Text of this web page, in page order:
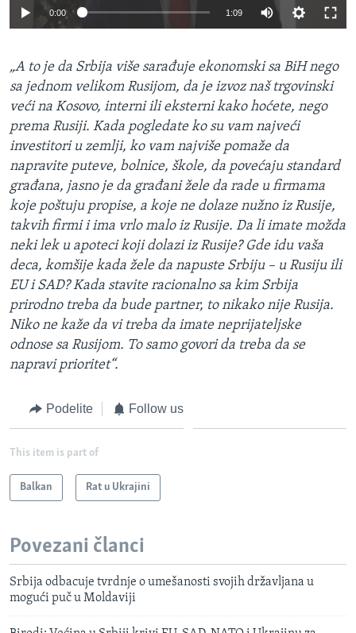
0:00 1:09
„A to je da Srbija više sarađuje ekonomski sa BiH nego
sa jednom velikom Rusijom, da je izvoz naš trgovinski
veći na Kosovo, interni ili eksterni kako hoćete, nego
prema Rusiji. Kada pogledate ko su vam najveći
investitori u zemlji, ko vam najviše pomaže da
napravite puteve, bolnice, škole, da povećaju standard
građana, jasno je da građani žele da rade u firmama
koje poštuju propise, a koje ne dolaze nužno iz Rusije,
takvih firmi i ima vrlo malo iz Rusije. Da li imate možda
neki lek u apoteci koji dolazi iz Rusije? Gde idu vaša
deca, komšije kada žele da napuste Srbiju – u Rusiju ili
EU i SAD? Kada stavite racionalno sa kim Srbija
prirodno treba da bude partner, to nikako nije Rusija.
Niko ne kaže da vi treba da imate neprijateljske
odnose sa Rusijom. To samo govori da treba da se
napravi prioritet“.
Podelite Follow us
This item is part of
Balkan Rat u Ukrajini
Povezani članci
Srbija odbacuje tvrdnje o umešanosti svojih državljana u
mogući puč u Moldaviji